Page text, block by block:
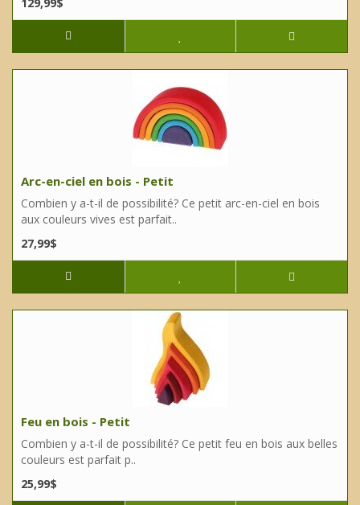
129,99$
Arc-en-ciel en bois - Petit
Combien y a-t-il de possibilité? Ce petit arc-en-ciel en bois
aux couleurs vives est parfait..
27,99$
Feu en bois - Petit
Combien y a-t-il de possibilité? Ce petit feu en bois aux belles
couleurs est parfait p..
25,99$